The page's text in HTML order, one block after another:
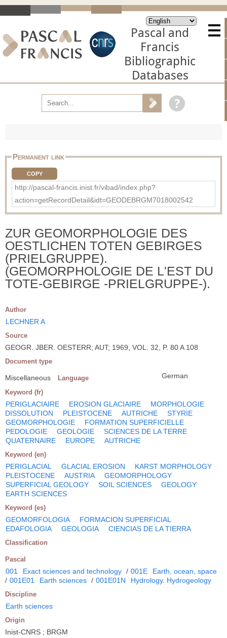
Pascal and
Francis
Bibliographic
Databases
Permanent link
COPY
http://pascal-francis.inist.fr/vibad/index.php?
action=getRecordDetail&idt=GEODEBRGM7018002542
ZUR GEOMORPHOLOGIE DES
OESTLICHEN TOTEN GEBIRGES
(PRIELGRUPPE).
(GEOMORPHOLOGIE DE L'EST DU
TOTE-GEBIRGE -PRIELGRUPPE-).
Author
LECHNER A
Source
GEOGR. JBER. OESTERR; AUT; 1969, VOL. 32, P. 80 A 108
Document type
Miscellaneous Language German
Keyword (fr)
PERIGLACIAIRE EROSION GLACIAIRE
MORPHOLOGIE
DISSOLUTION
PLEISTOCENE AUTRICHE
STYRIE
GEOMORPHOLOGIE
FORMATION SUPERFICIELLE
PEDOLOGIE
GEOLOGIE
SCIENCES DE LA TERRE
QUATERNAIRE
EUROPE AUTRICHE
Keyword (en)
PERIGLACIAL GLACIAL EROSION
KARST MORPHOLOGY
PLEISTOCENE
AUSTRIA
GEOMORPHOLOGY
SUPERFICIAL GEOLOGY
SOIL SCIENCES
GEOLOGY
EARTH SCIENCES
Keyword (es)
GEOMORFOLOGIA
FORMACION SUPERFICIAL
EDAFOLOGIA
GEOLOGIA CIENCIAS DE LA TIERRA
Classification
Pascal
001 Exact sciences and technology / 001E
Earth, ocean, space
/ 001E01 Earth sciences / 001E01N Hydrology. Hydrogeology
Discipline
Earth sciences
Origin
Inist-CNRS ; BRGM